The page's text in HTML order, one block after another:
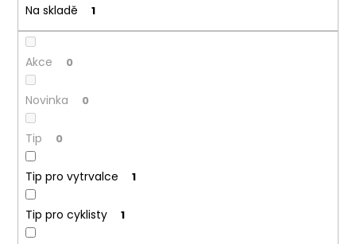
ů
Na skladě 1
Akce 0
Novinka 0
Tip 0
Tip pro vytrvalce 1
Tip pro cyklisty 1
u
j
m